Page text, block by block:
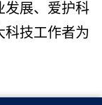
发展、爱护科
科技工作者为